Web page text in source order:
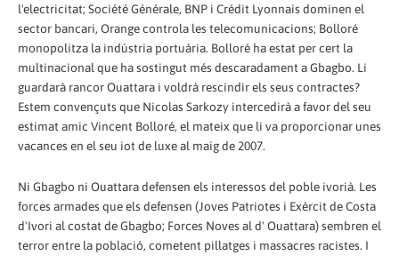
l'electricitat; Société Générale, BNP i Crédit Lyonnais dominen el
sector bancari, Orange controla les telecomunicacions; Bolloré
monopolitza la indústria portuària. Bolloré ha estat per cert la
multinacional que ha sostingut més descaradament a Gbagbo. Li
guardarà rancor Ouattara i voldrà rescindir els seus contractes?
Estem convençuts que Nicolas Sarkozy intercedirà a favor del seu
estimat amic Vincent Bolloré, el mateix que li va proporcionar unes
vacances en el seu iot de luxe al maig de 2007.
Ni Gbagbo ni Ouattara defensen els interessos del poble ivorià. Les
forces armades que els defensen (Joves Patriotes i Exèrcit de Costa
d'Ivori al costat de Gbagbo; Forces Noves al d' Ouattara) sembren el
terror entre la població, cometent pillatges i massacres racistes. I